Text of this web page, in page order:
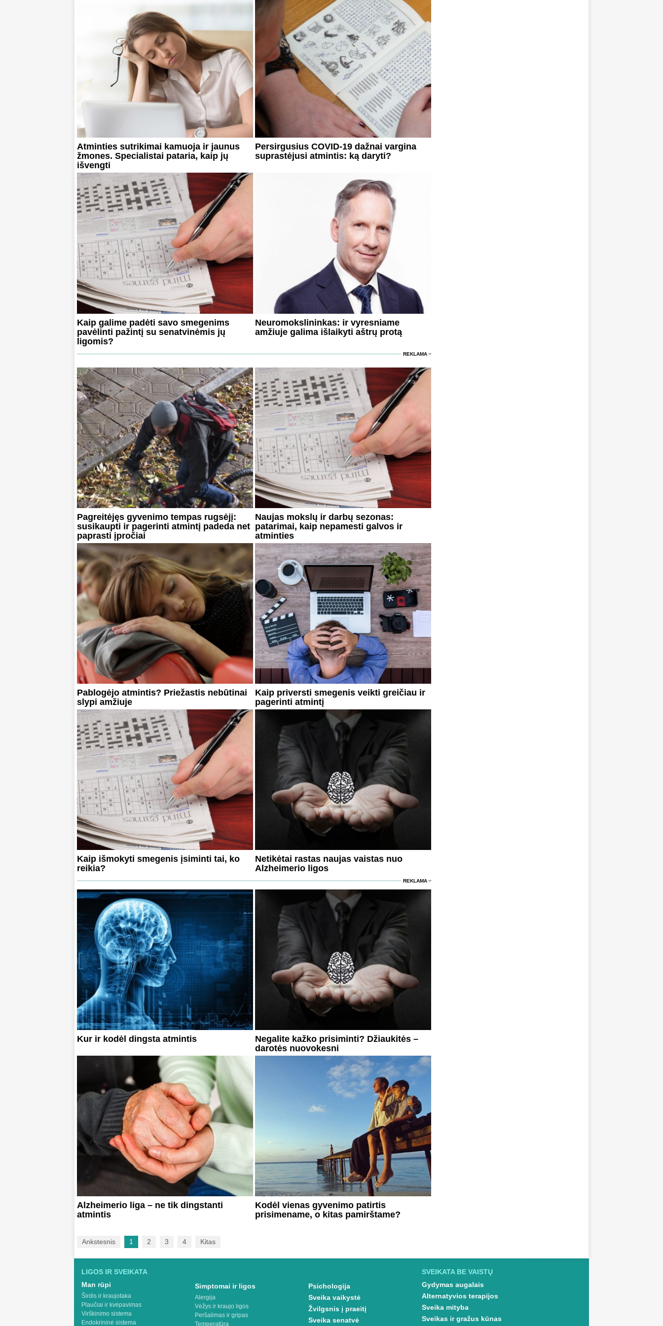
Atminties sutrikimai kamuoja ir jaunus
žmones. Specialistai pataria, kaip jų
išvengti
Persirgusius COVID-19 dažnai vargina
suprastėjusi atmintis: ką daryti?
Kaip galime padėti savo smegenims
pavėlinti pažintį su senatvinėmis jų
ligomis?
Neuromokslininkas: ir vyresniame
amžiuje galima išlaikyti aštrų protą
REKLAMA
Pagreitėjęs gyvenimo tempas rugsėjį:
susikaupti ir pagerinti atmintį padeda net
paprasti įpročiai
Naujas mokslų ir darbų sezonas:
patarimai, kaip nepamesti galvos ir
atminties
Pablogėjo atmintis? Priežastis nebūtinai
slypi amžiuje
Kaip priversti smegenis veikti greičiau ir
pagerinti atmintį
Kaip išmokyti smegenis įsiminti tai, ko
reikia?
Netikėtai rastas naujas vaistas nuo
Alzheimerio ligos
REKLAMA
Kur ir kodėl dingsta atmintis
Negalite kažko prisiminti? Džiaukitės –
darotės nuovokesni
Alzheimerio liga – ne tik dingstanti
atmintis
Kodėl vienas gyvenimo patirtis
prisimename, o kitas pamirštame?
Ankstesnis 1 2 3 4 Kitas
LIGOS IR SVEIKATA
Man rūpi
Širdis ir kraujotaka
Plaučiai ir kvėpavimas
Virškinimo sistema
Endokrininė sistema
Simptomai ir ligos
Alergija
Vėžys ir kraujo ligos
Peršalimas ir gripas
Temperatūra
Psichologija
Sveika vaikystė
Žvilgsnis į praeitį
Sveika senatvė
SVEIKATA BE VAISTŲ
Gydymas augalais
Alternatyvios terapijos
Sveika mityba
Sveikas ir gražus kūnas